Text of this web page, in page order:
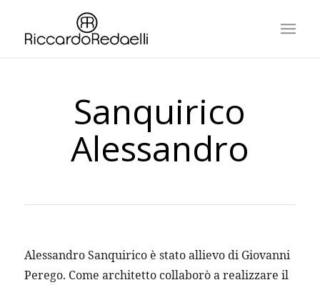
Sanquirico
Alessandro
Alessandro Sanquirico è stato allievo di Giovanni
Perego. Come architetto collaborò a realizzare il